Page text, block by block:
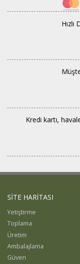
Bizden
Kredi kartı,
SİTE HARİTASI
Yetiştirme
Toplama
Üretim
Ambalajlama
Güven